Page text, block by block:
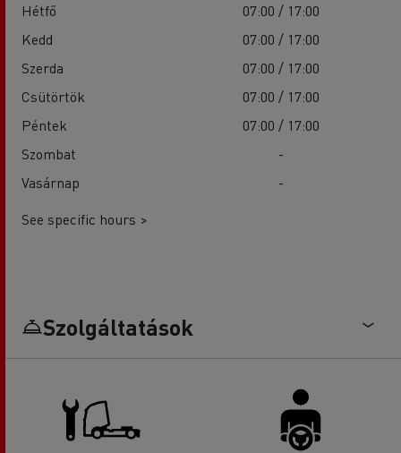
Hétfő
07:00 / 17:00
Kedd
07:00 / 17:00
Szerda
07:00 / 17:00
Csütörtök
07:00 / 17:00
Péntek
07:00 / 17:00
Szombat
-
Vasárnap
-
See specific hours >
Szolgáltatások